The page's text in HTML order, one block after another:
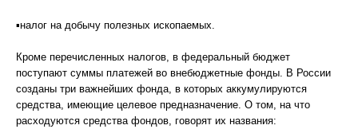
▪налог на добычу полезных ископаемых.
Кроме перечисленных налогов, в федеральный бюджет
поступают суммы платежей во внебюджетные фонды. В России
созданы три важнейших фонда, в которых аккумулируются
средства, имеющие целевое предназначение. О том, на что
расходуются средства фондов, говорят их названия: